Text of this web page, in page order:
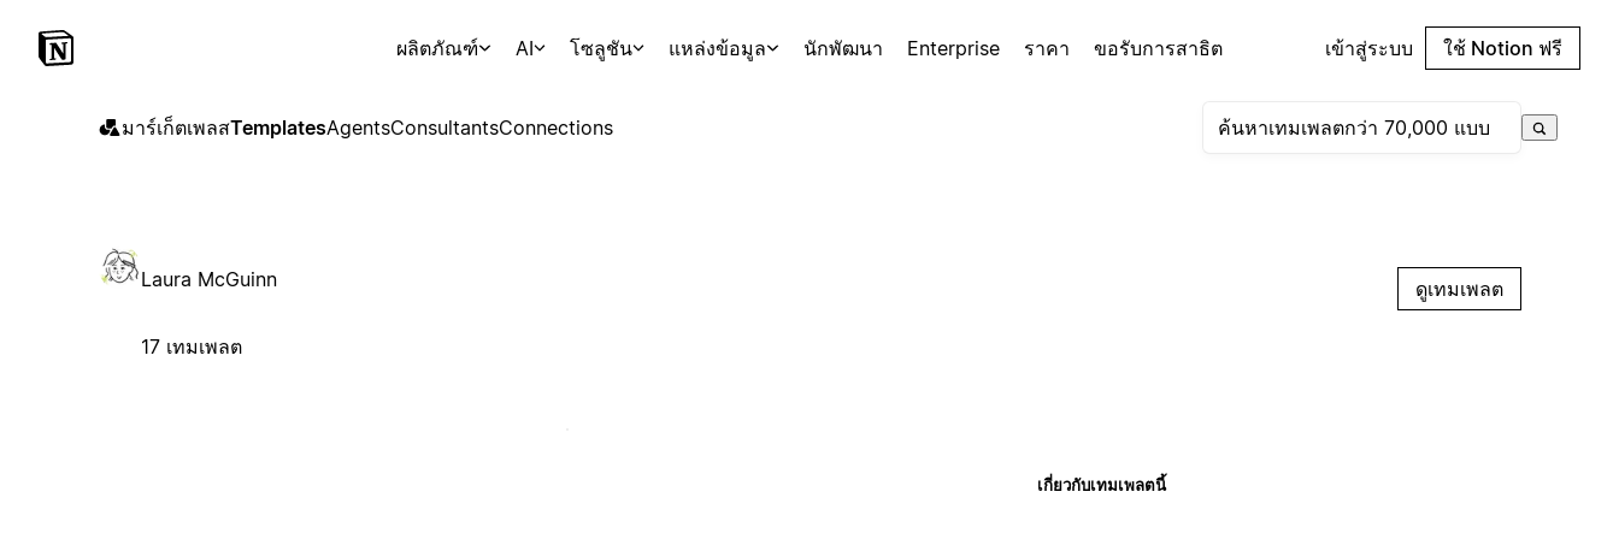
ผลิตภัณฑ์ AI โซลูชัน แหล่งข้อมูล นักพัฒนา Enterprise ราคา ขอรับการสาธิต เข้าสู่ระบบ ใช้ Notion ฟรี
มาร์เก็ตเพลสTemplatesAgentsConsultantsConnections
Laura McGuinn
17 เทมเพลต
ดูเทมเพลต
เกี่ยวกับเทมเพลตนี้